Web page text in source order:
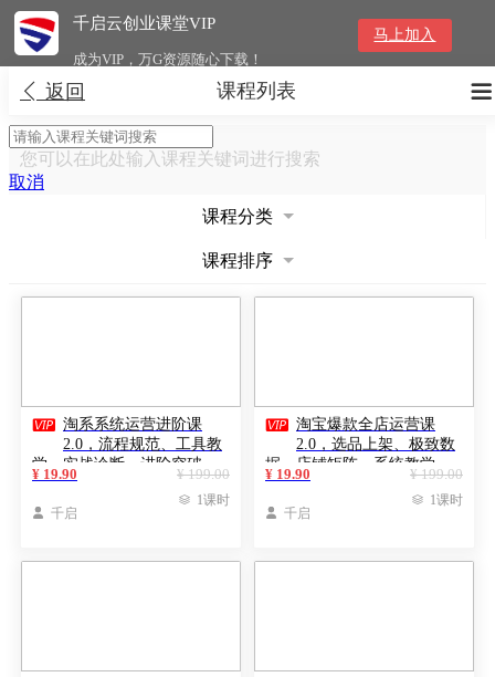
千启云创业课堂VIP
成为VIP，万G资源随心下载！
马上加入
 返回 
课程列表
您可以在此处输入课程关键词进行搜索
取消
课程分类
课程排序
 淘系系统运营进阶课
2.0，流程规范、工具教
学、实战诊断，进阶突破，
打造高盈利店铺模型
¥ 199.00
¥ 19.90
 千启
 1课时
 淘宝爆款全店运营课
2.0，选品上架、极致数
据、店铺矩阵，系统教学，
实现单店月利润破5万+
¥ 199.00
¥ 19.90
 千启
 1课时